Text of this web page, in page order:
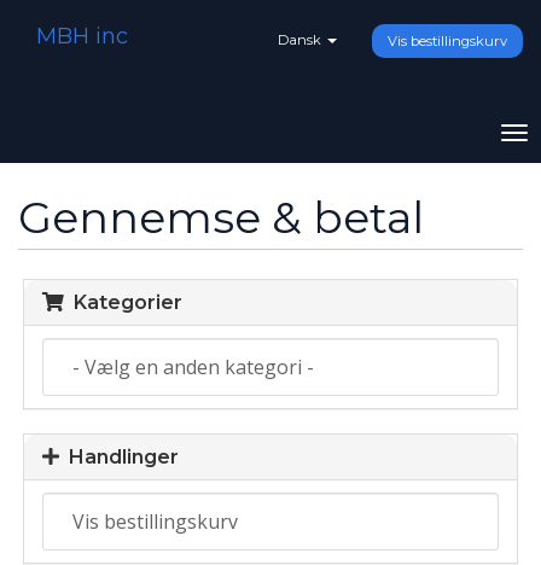
Dansk Vis bestillingskurv
MBH inc
Gennemse & betal
Kategorier
Handlinger